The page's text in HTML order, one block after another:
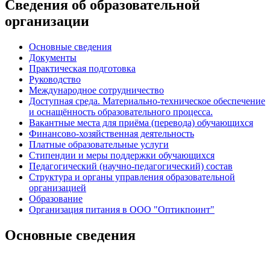
Сведения об образовательной
организации
Основные сведения
Документы
Практическая подготовка
Руководство
Международное сотрудничество
Доступная среда. Материально-техническое обеспечение
и оснащённость образовательного процесса.
Вакантные места для приёма (перевода) обучающихся
Финансово-хозяйственная деятельность
Платные образовательные услуги
Стипендии и меры поддержки обучающихся
Педагогический (научно-педагогический) состав
Структура и органы управления образовательной
организацией
Образование
Организация питания в ООО "Оптикпоинт"
Основные сведения